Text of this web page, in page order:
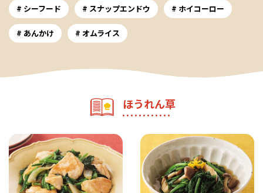
シーフード
スナップエンドウ ホイコーロー
あんかけ オムライス
ほうれん草